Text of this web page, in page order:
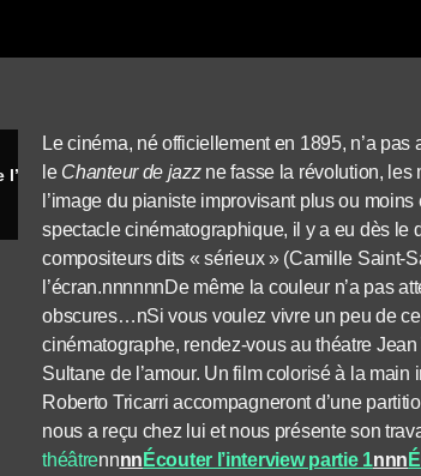
Le cinéma, né officiellement en 1895, n’a
le Chanteur de jazz ne fasse la révolution, les
l’image du pianiste improvisant plus ou
spectacle cinématographique, il y a eu dès le
compositeurs dits « sérieux » (Camille Saint-
l’écran.nnnnnnDe même la couleur n’a pas
obscures…nSi vous voulez vivre un peu de
cinématographe, rendez-vous au théatre
Sultane de l’amour. Un film colorisé à la
Roberto Tricarri accompagneront d’une
nous a reçu chez lui et nous présente son
théâtrennnn Écouter l’interview partie 1nnn